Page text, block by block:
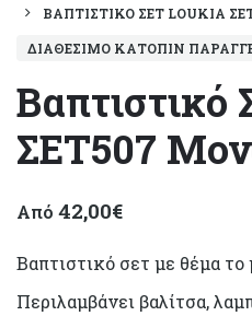
ΒΑΠΤΙΣΤΙΚΌ ΣΕΤ LOUKIA
ΔΙΑΘΈΣΙΜΟ ΚΑΤΌΠΙΝ
ΣΕΤ507
Από 42,00€
Βαπτιστικό σετ με θέμα
Περιλαμβάνει βαλίτσα,